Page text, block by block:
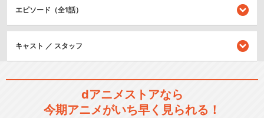
2.5次元舞台
シリーズ／関連のアニメ作品
エピソード（全1話）
キャスト ／ スタッフ
dアニメストアなら
今期アニメがいち早く見られる！